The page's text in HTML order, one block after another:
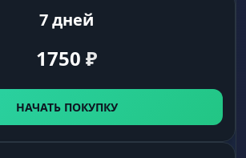
7 дней
1750 ₽
НАЧАТЬ ПОКУПКУ